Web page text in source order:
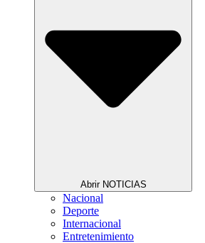
Abrir NOTICIAS
Nacional
Deporte
Internacional
Entretenimiento